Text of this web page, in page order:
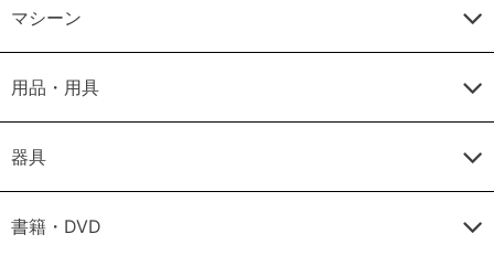
マシーン
用品・用具
器具
書籍・DVD